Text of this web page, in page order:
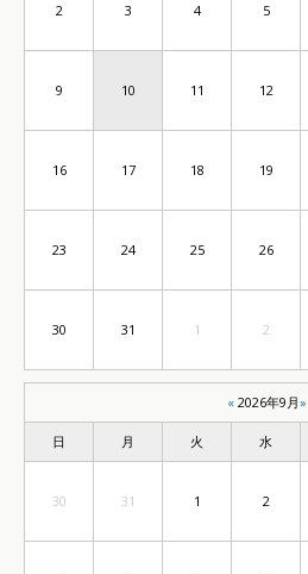
2 3 4 5
9 10 11 12
16 17 18 19
23 24 25 26
30 31 1 2
«2026年9月»
日 月 火 水
30 31 1 2